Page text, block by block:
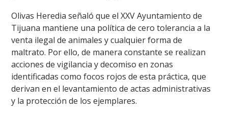
Olivas Heredia señaló que el XXV Ayuntamiento de
Tijuana mantiene una política de cero tolerancia a la
venta ilegal de animales y cualquier forma de
maltrato. Por ello, de manera constante se realizan
acciones de vigilancia y decomiso en zonas
identificadas como focos rojos de esta práctica, que
derivan en el levantamiento de actas administrativas
y la protección de los ejemplares.